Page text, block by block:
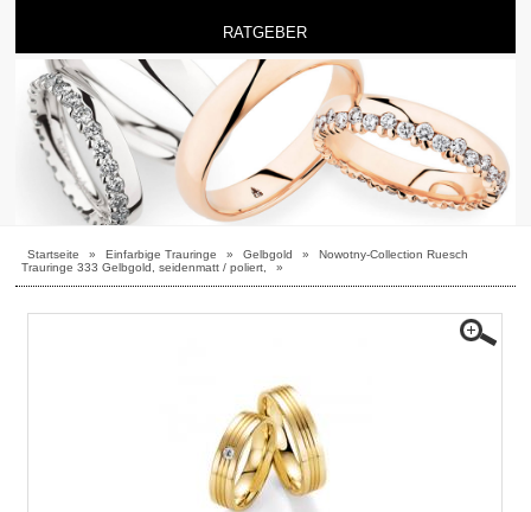
RATGEBER
Startseite » Einfarbige Trauringe » Gelbgold »
Nowotny-Collection Ruesch
Trauringe 333 Gelbgold, seidenmatt / poliert,
»